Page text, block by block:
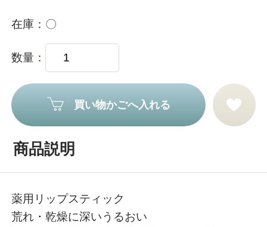
在庫 〇
数量
買い物かごへ入れる
商品説明
薬用リップスティック
荒れ・乾燥に深いうるおい